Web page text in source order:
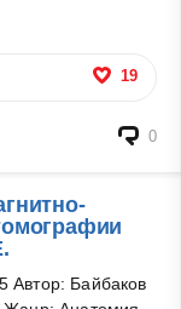
19
0
Автор: Байбаков